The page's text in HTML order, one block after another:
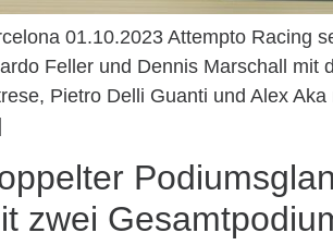
01.10.2023 Attempto Racing
Feller und Dennis Marschall mit
Pietro Delli Guanti und Alex
zwei